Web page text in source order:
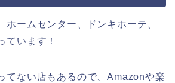
ホームセンター、ドンキホーテ、
ています！
てない店もあるので、Amazonや楽